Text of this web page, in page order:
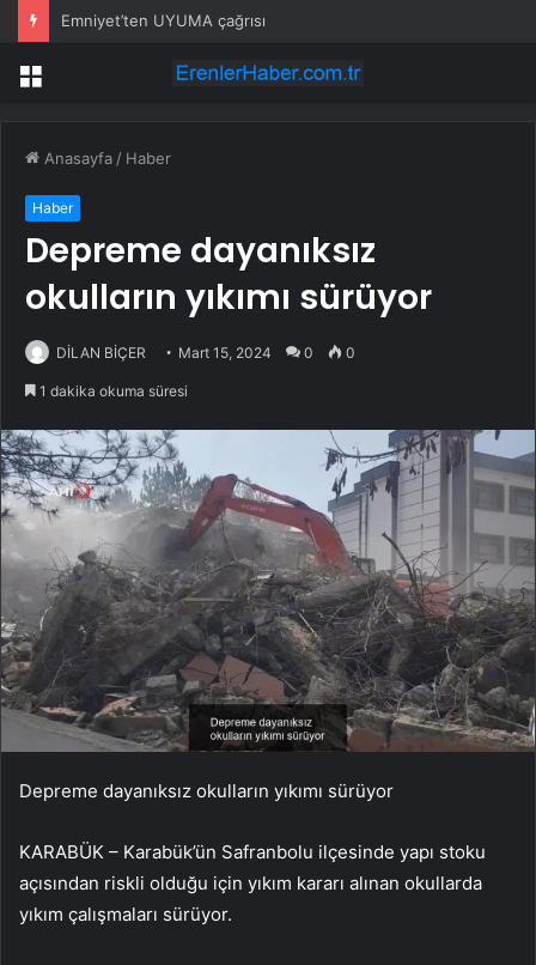
Emniyet’ten UYUMA çağrısı
Menü
Anasayfa / Haber
Haber
Depreme dayanıksız
okulların yıkımı sürüyor
DİLAN BİÇER Mart 15, 2024 0 0
1 dakika okuma süresi
Depreme dayanıksız okulların yıkımı sürüyor
KARABÜK – Karabük’ün Safranbolu ilçesinde yapı stoku
açısından riskli olduğu için yıkım kararı alınan okullarda
yıkım çalışmaları sürüyor.